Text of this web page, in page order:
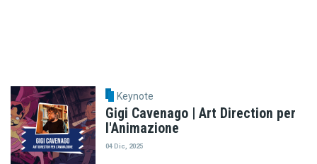
Keynote
Gigi Cavenago | Art Direction per
l'Animazione
04 Dic, 2025